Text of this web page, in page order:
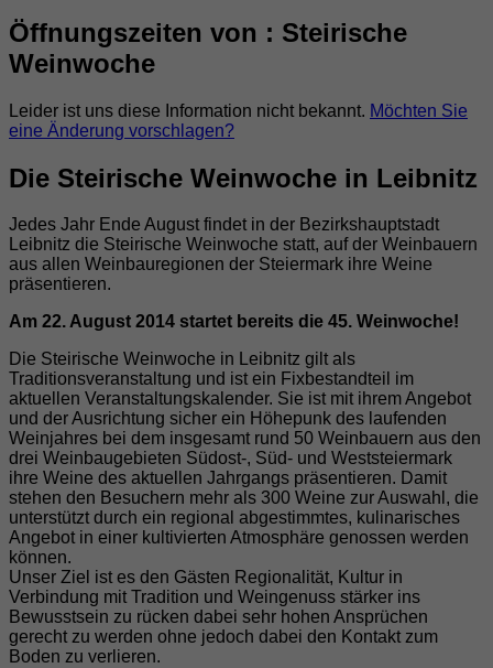
Öffnungszeiten von : Steirische
Weinwoche
Leider ist uns diese Information nicht bekannt. Möchten Sie
eine Änderung vorschlagen?
Die Steirische Weinwoche in Leibnitz
Jedes Jahr Ende August findet in der Bezirkshauptstadt
Leibnitz die Steirische Weinwoche statt, auf der Weinbauern
aus allen Weinbauregionen der Steiermark ihre Weine
präsentieren.
Am 22. August 2014 startet bereits die 45. Weinwoche!
Die Steirische Weinwoche in Leibnitz gilt als
Traditionsveranstaltung und ist ein Fixbestandteil im
aktuellen Veranstaltungskalender. Sie ist mit ihrem Angebot
und der Ausrichtung sicher ein Höhepunk des laufenden
Weinjahres bei dem insgesamt rund 50 Weinbauern aus den
drei Weinbaugebieten Südost-, Süd- und Weststeiermark
ihre Weine des aktuellen Jahrgangs präsentieren. Damit
stehen den Besuchern mehr als 300 Weine zur Auswahl, die
unterstützt durch ein regional abgestimmtes, kulinarisches
Angebot in einer kultivierten Atmosphäre genossen werden
können.
Unser Ziel ist es den Gästen Regionalität, Kultur in
Verbindung mit Tradition und Weingenuss stärker ins
Bewusstsein zu rücken dabei sehr hohen Ansprüchen
gerecht zu werden ohne jedoch dabei den Kontakt zum
Boden zu verlieren.